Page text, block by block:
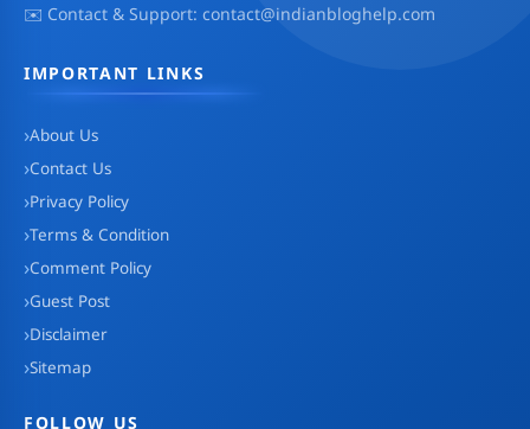
✉️ Contact & Support: contact@indianbloghelp.com
IMPORTANT LINKS
About Us
Contact Us
Privacy Policy
Terms & Condition
Comment Policy
Guest Post
Disclaimer
Sitemap
FOLLOW US